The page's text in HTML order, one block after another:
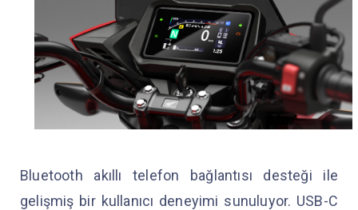
Bluetooth akıllı telefon bağlantısı desteği ile
gelişmiş bir kullanıcı deneyimi sunuluyor. USB-C